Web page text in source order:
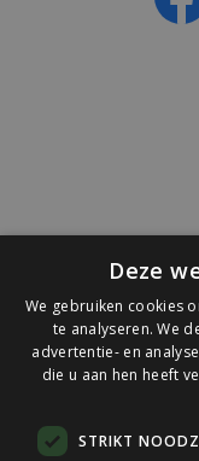
Deze
We gebruiken cookies
te analyseren. We
advertentie- en
die u aan hen heeft
STRIKT